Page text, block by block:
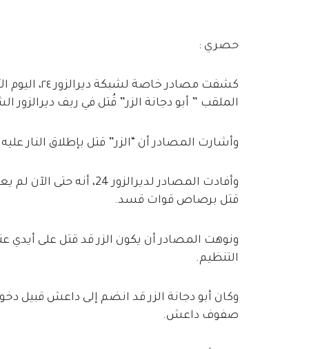
حصري :
كشفت مصادر
الملقب ” أبو دجانة الزر” قُتل في ريف ديرالزور
وأشارت المصادر أن “الزر” قتل بإطلاق النار
وأفادت المصادر
قتل برصاص قوات قسد.
ونوهت المصادر أن يكون الزر قد قتل على
التنظيم.
وكان أبو دجانة الزر قد انضم إلى داعش قبيل
صفوف داعش.